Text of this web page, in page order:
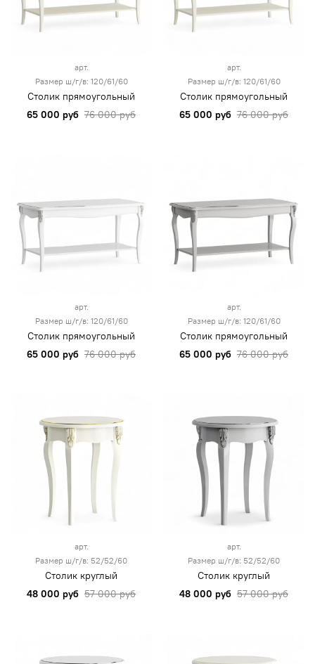
арт.
Размер ш/г/в: 120/61/60
Столик прямоугольный
65 000 руб 76 000 руб
арт.
Размер ш/г/в: 120/61/60
Столик прямоугольный
65 000 руб 76 000 руб
арт.
Размер ш/г/в: 120/61/60
Столик прямоугольный
65 000 руб 76 000 руб
арт.
Размер ш/г/в: 120/61/60
Столик прямоугольный
65 000 руб 76 000 руб
арт.
Размер ш/г/в: 52/52/60
Столик круглый
48 000 руб 57 000 руб
арт.
Размер ш/г/в: 52/52/60
Столик круглый
48 000 руб 57 000 руб